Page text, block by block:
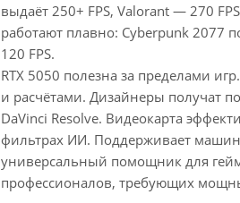
выдаёт 250+ FPS, Valorant — 270
работают плавно: Cyberpunk 2077
120 FPS.
RTX 5050 полезна за пределами
и расчётами. Дизайнеры получат
DaVinci Resolve. Видеокарта
фильтрах ИИ. Поддерживает
универсальный помощник для
профессионалов, требующих